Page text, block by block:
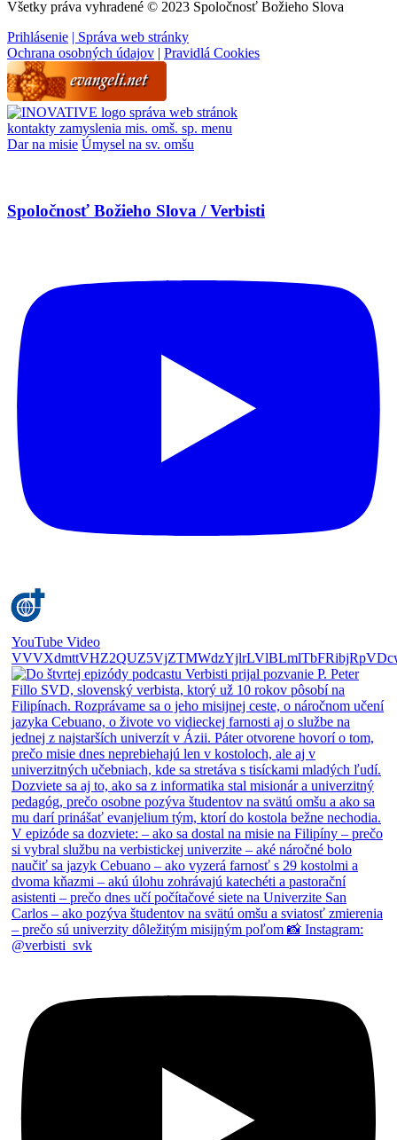
Všetky práva vyhradené © 2023 Spoločnosť Božieho Slova
Prihlásenie | Správa web stránky
Ochrana osobných údajov | Pravidlá Cookies
správa web stránok
kontakty zamyslenia mis. omš. sp. menu
Dar na misie Úmysel na sv. omšu
Spoločnosť Božieho Slova / Verbisti
YouTube Video